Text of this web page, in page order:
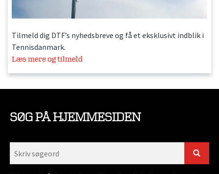
Tilmeld dig DTF’s nyhedsbreve og få et eksklusivt indblik i
Tennisdanmark.
Læs mere og tilmeld
SØG PÅ HJEMMESIDEN